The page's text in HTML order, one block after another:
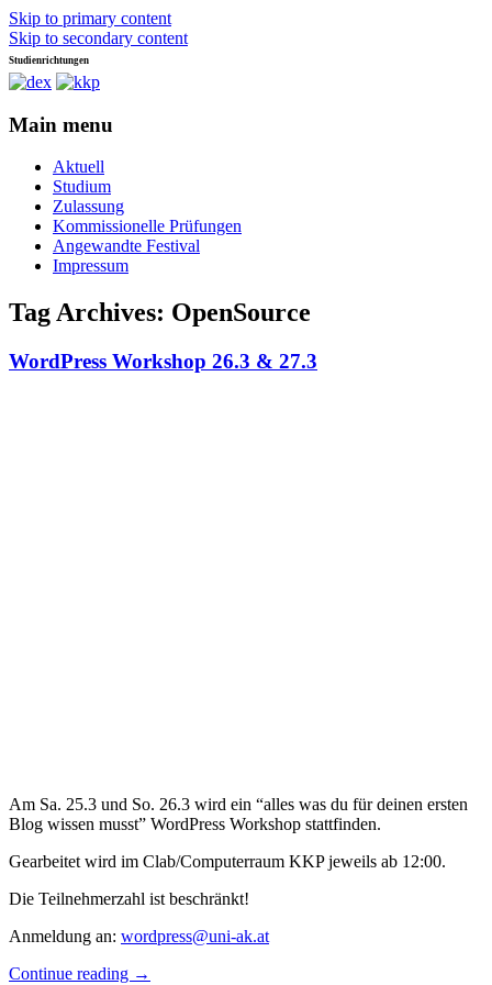
Skip to primary content
Skip to secondary content
dex-kkp
Universität für angewandte Kunst Wien
Studienrichtungen
Main menu
Aktuell
Studium
Zulassung
Kommissionelle Prüfungen
Angewandte Festival
Impressum
Tag Archives: OpenSource
WordPress Workshop 26.3 & 27.3
Am Sa. 25.3 und So. 26.3 wird ein “alles was du für deinen ersten
Blog wissen musst” WordPress Workshop stattfinden.
Gearbeitet wird im Clab/Computerraum KKP jeweils ab 12:00.
Die Teilnehmerzahl ist beschränkt!
Anmeldung an: wordpress@uni-ak.at
Continue reading →